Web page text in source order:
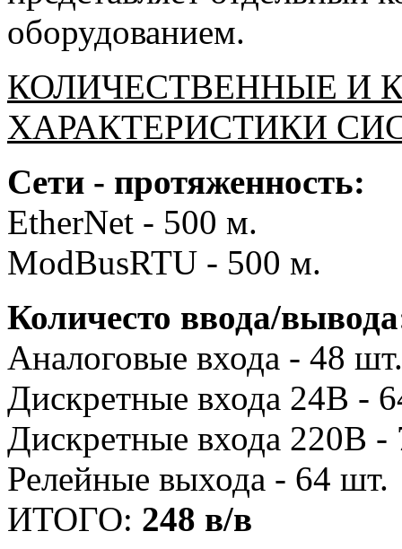
оборудованием.
КОЛИЧЕСТВЕННЫЕ И
ХАРАКТЕРИСТИКИ
Сети - протяженность:
EtherNet - 500 м.
ModBusRTU - 500 м.
Количесто ввода/
Аналоговые входа - 48 шт.
Дискретные входа 24В -
Дискретные входа 220В -
Релейные выхода - 64 шт.
ИТОГО: 248 в/в